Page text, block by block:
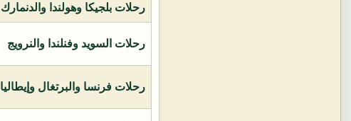
رحلات بلجيكا وهولندا والدنمارك
رحلات السويد وفنلندا والنرويج
رحلات فرنسا والبرتغال وإيطاليا